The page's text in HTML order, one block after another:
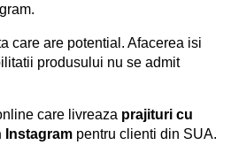
care are potential. Afacerea isi
produsului nu se admit
care livreaza prajituri cu
Instagram pentru clienti din SUA.